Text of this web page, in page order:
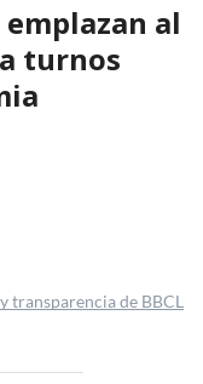
al
turnos
transparencia de BBCL